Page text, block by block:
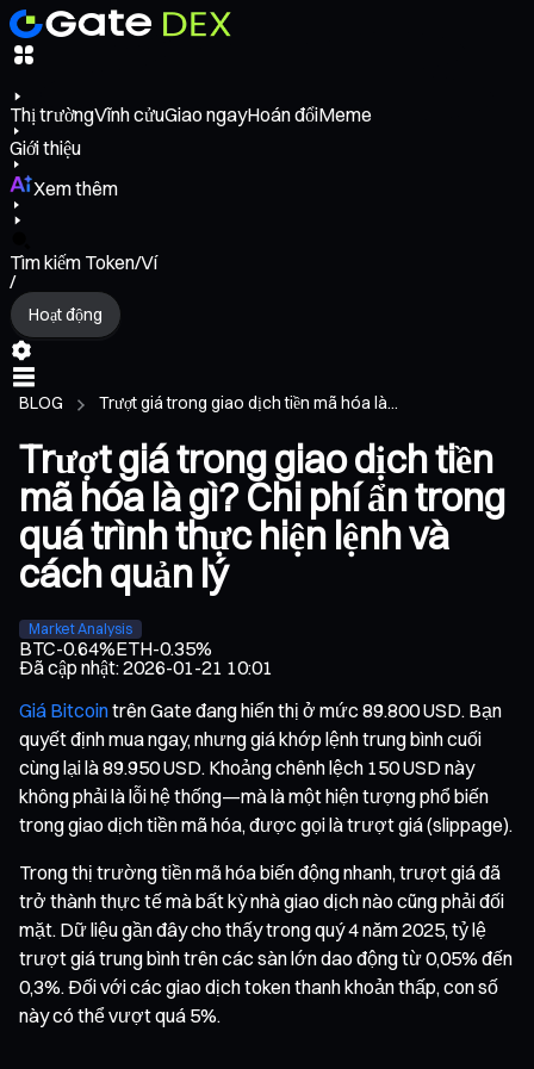
Thị trườngVĩnh cửuGiao ngayHoán đổiMeme
Giới thiệu
Xem thêm
Tìm kiếm Token/Ví
/
Hoạt động
BLOG Trượt giá trong giao dịch tiền mã hóa là...
Trượt giá trong giao dịch tiền
mã hóa là gì? Chi phí ẩn trong
quá trình thực hiện lệnh và
cách quản lý
Market Analysis
BTC-0.64%ETH-0.35%
Đã cập nhật:2026-01-21 10:01
Giá Bitcointrên Gate đang hiển thị ở mức 89.800 USD. Bạn
quyết định mua ngay, nhưng giá khớp lệnh trung bình cuối
cùng lại là 89.950 USD. Khoảng chênh lệch 150 USD này
không phải là lỗi hệ thống—mà là một hiện tượng phổ biến
trong giao dịch tiền mã hóa, được gọi là trượt giá (slippage).
Trong thị trường tiền mã hóa biến động nhanh, trượt giá đã
trở thành thực tế mà bất kỳ nhà giao dịch nào cũng phải đối
mặt. Dữ liệu gần đây cho thấy trong quý 4 năm 2025, tỷ lệ
trượt giá trung bình trên các sàn lớn dao động từ 0,05% đến
0,3%. Đối với các giao dịch token thanh khoản thấp, con số
này có thể vượt quá 5%.